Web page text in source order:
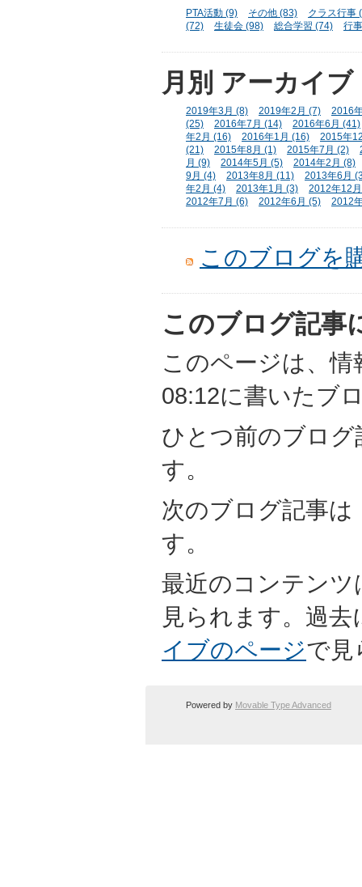
PTA活動 (9) その他 (83)
クラス行事
(72)
生徒会 (98) 総合学習 (74) 行
月別 アーカイブ
2019年3月 (8) 2019年2月 (7)
2016
(25)
2016年7月 (14)
2016年6月 (41)
年2月 (16)
2016年1月 (16)
2015年
(21)
2015年8月 (1) 2015年7月 (2)
月 (9)
2014年5月 (5)
2014年2月 (8)
9月 (4)
2013年8月 (11)
2013年6月
年2月 (4)
2013年1月 (3)
2012年12
2012年7月 (6)
2012年6月 (5) 2012
このブログを
このブログ記事
このページは、情
08:12に書いたブ
ひとつ前のブログ
す。
次のブログ記事は
す。
最近のコンテンツ
見られます。過
イブのページで見
Powered by Movable Type Advanced